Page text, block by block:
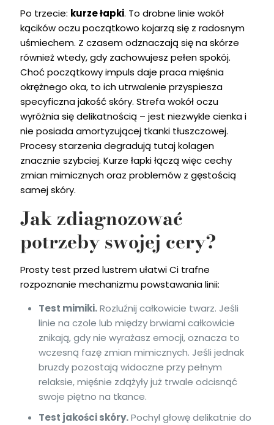
Po trzecie: kurze łapki. To drobne linie wokół
kącików oczu początkowo kojarzą się z radosnym
uśmiechem. Z czasem odznaczają się na skórze
również wtedy, gdy zachowujesz pełen spokój.
Choć początkowy impuls daje praca mięśnia
okrężnego oka, to ich utrwalenie przyspiesza
specyficzna jakość skóry. Strefa wokół oczu
wyróżnia się delikatnością – jest niezwykle cienka i
nie posiada amortyzującej tkanki tłuszczowej.
Procesy starzenia degradują tutaj kolagen
znacznie szybciej. Kurze łapki łączą więc cechy
zmian mimicznych oraz problemów z gęstością
samej skóry.
Jak zdiagnozować
potrzeby swojej cery?
Prosty test przed lustrem ułatwi Ci trafne
rozpoznanie mechanizmu powstawania linii:
Test mimiki.Rozluźnij całkowicie twarz. Jeśli
linie na czole lub między brwiami całkowicie
znikają, gdy nie wyrażasz emocji, oznacza to
wczesną fazę zmian mimicznych. Jeśli jednak
bruzdy pozostają widoczne przy pełnym
relaksie, mięśnie zdążyły już trwale odcisnąć
swoje piętno na tkance.
Test jakości skóry.Pochyl głowę delikatnie do